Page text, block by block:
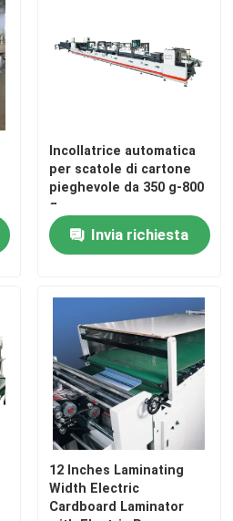
Incollatrice automatica
per scatole di cartone
pieghevole da 350 g-800
g
Invia richiesta
12 Inches Laminating
Width Electric
Cardboard Laminator